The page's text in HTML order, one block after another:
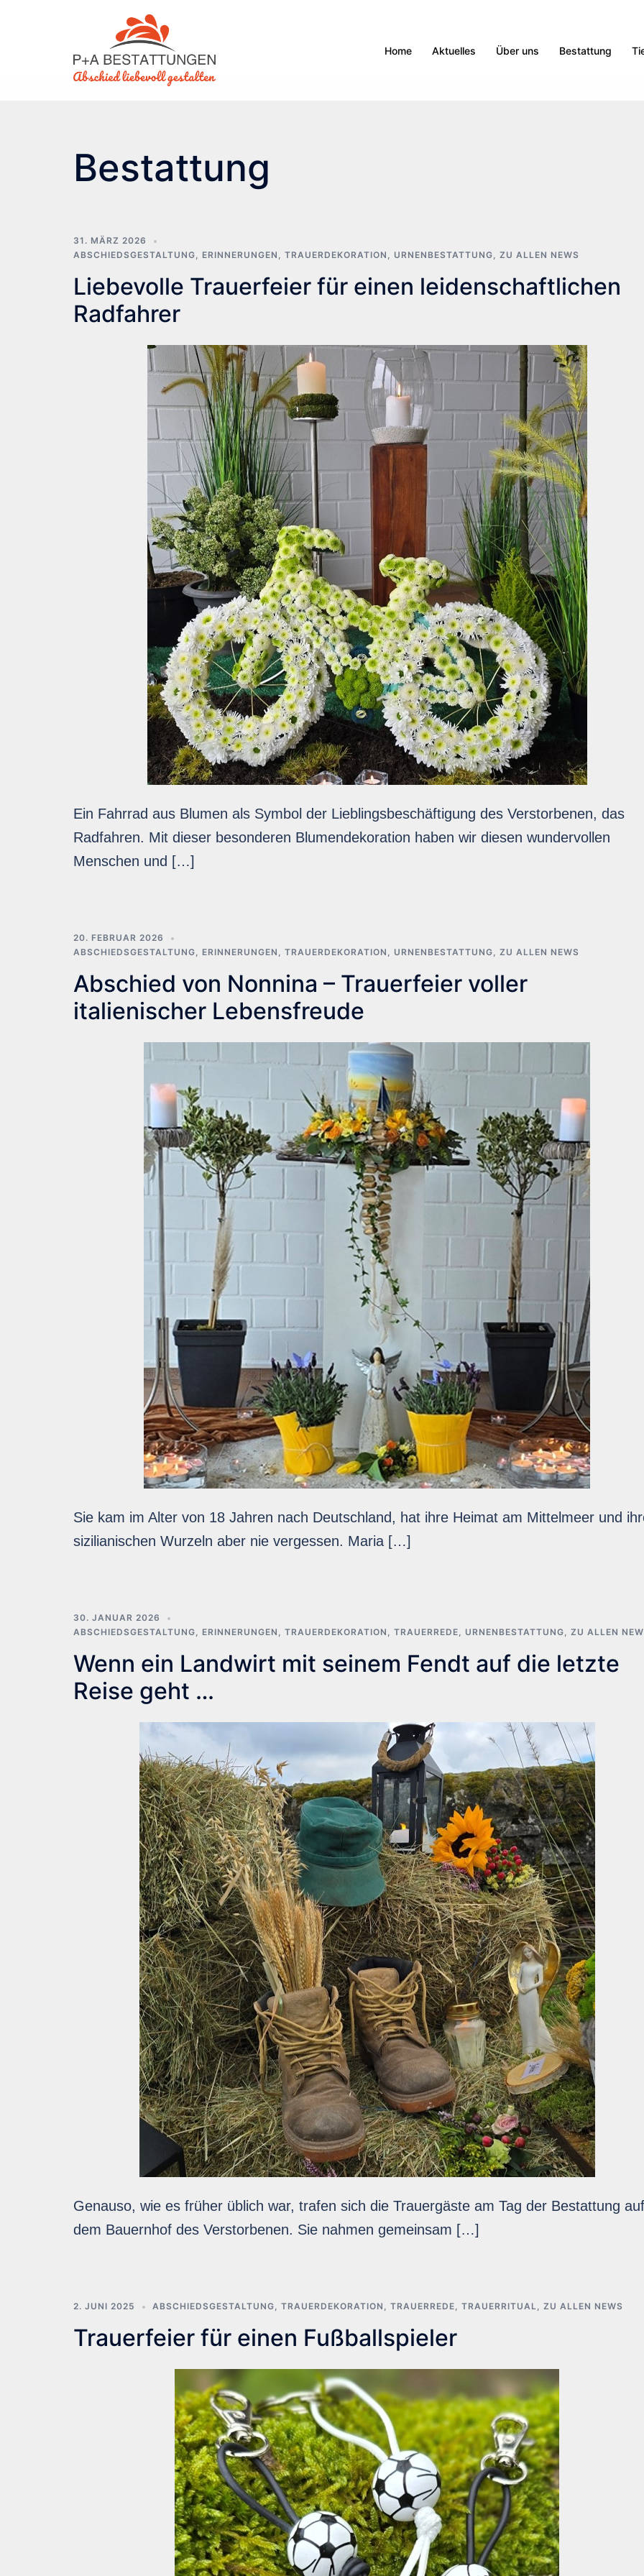
Home Aktuelles Über uns Bestattung
Bestattung
31. MÄRZ 2026
ABSCHIEDSGESTALTUNG, ERINNERUNGEN , TRAUERDEKORATION , URNENBESTATTUNG, ZU ALLEN NEWS
Liebevolle Trauerfeier für einen leidenschaftlichen
Radfahrer
Ein Fahrrad aus Blumen als Symbol der Lieblingsbeschäftigung des Verstorbenen, das
Radfahren. Mit dieser besonderen Blumendekoration haben wir diesen wundervollen
Menschen und […]
20. FEBRUAR 2026
ABSCHIEDSGESTALTUNG, ERINNERUNGEN , TRAUERDEKORATION , URNENBESTATTUNG, ZU ALLEN NEWS
Abschied von Nonnina – Trauerfeier voller
italienischer Lebensfreude
Sie kam im Alter von 18 Jahren nach Deutschland, hat ihre Heimat am Mittelmeer und
sizilianischen Wurzeln aber nie vergessen. Maria […]
30. JANUAR 2026
ABSCHIEDSGESTALTUNG, ERINNERUNGEN , TRAUERDEKORATION , TRAUERREDE, URNENBESTATTUNG, ZU ALLEN
Wenn ein Landwirt mit seinem Fendt auf die letzte
Reise geht …
Genauso, wie es früher üblich war, trafen sich die Trauergäste am Tag der Bestattung auf
dem Bauernhof des Verstorbenen. Sie nahmen gemeinsam […]
2. JUNI 2025 ABSCHIEDSGESTALTUNG, TRAUERDEKORATION , TRAUERREDE, TRAUERRITUAL, ZU ALLEN NEWS
Trauerfeier für einen Fußballspieler